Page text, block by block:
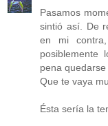
Pasamos
sintió así. De
en mi
posiblemente
pena
Que te vaya
Ésta sería la